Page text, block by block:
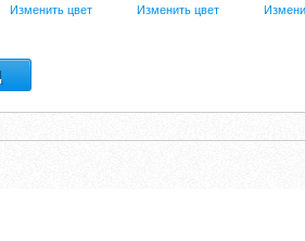
Изменить цвет Изменить цвет